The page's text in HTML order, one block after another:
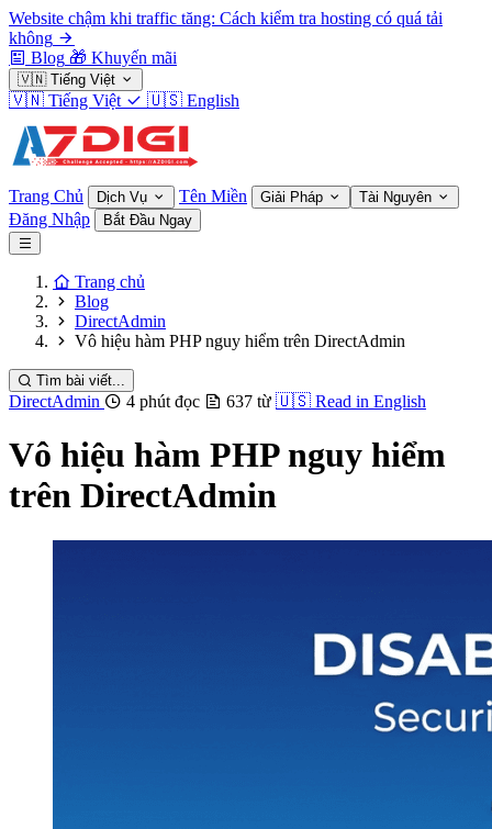
Website chậm khi traffic tăng: Cách kiểm tra hosting có quá tải
không
Blog 🎁 Khuyến mãi
🇻🇳 Tiếng Việt
🇻🇳 Tiếng Việt 🇺🇸 English
Trang Chủ Dịch Vụ Tên Miền Giải Pháp Tài Nguyên
Đăng Nhập Bắt Đầu Ngay
Trang chủ
Blog
DirectAdmin
Vô hiệu hàm PHP nguy hiểm trên DirectAdmin
Tìm bài viết...
DirectAdmin 4 phút đọc 637 từ 🇺🇸 Read in English
Vô hiệu hàm PHP nguy hiểm
trên DirectAdmin